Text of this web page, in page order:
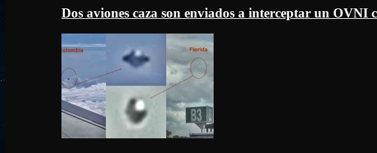
Dos aviones caza son enviados a interceptar un OVNI